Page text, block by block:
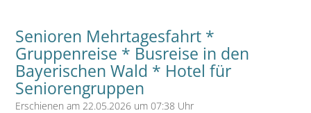
Senioren Mehrtagesfahrt *
Gruppenreise * Busreise in den
Bayerischen Wald * Hotel für
Seniorengruppen
Erschienen am 22.05.2026 um 07:38 Uhr